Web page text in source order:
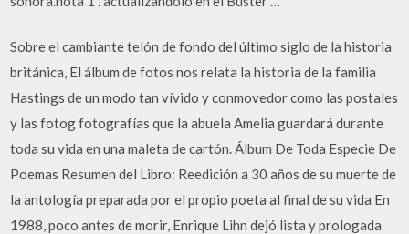
Sobre el cambiante telón de fondo del último siglo de la historia
británica, El álbum de fotos nos relata la historia de la familia
Hastings de un modo tan vívido y conmovedor como las postales
y las fotog fotografías que la abuela Amelia guardará durante
toda su vida en una maleta de cartón. Álbum De Toda Especie De
Poemas Resumen del Libro: Reedición a 30 años de su muerte de
la antología preparada por el propio poeta al final de su vida En
1988, poco antes de morir, Enrique Lihn dejó lista y prologada